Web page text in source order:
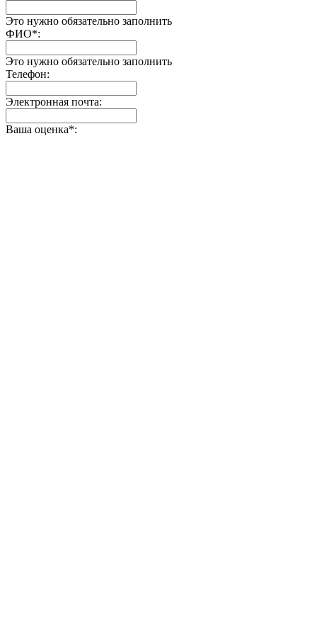
Это нужно обязательно заполнить
ФИО*:
Это нужно обязательно заполнить
Телефон:
Электронная почта:
Ваша оценка*: